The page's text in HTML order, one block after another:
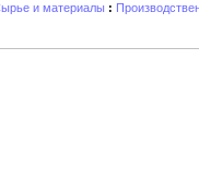
и материалы :